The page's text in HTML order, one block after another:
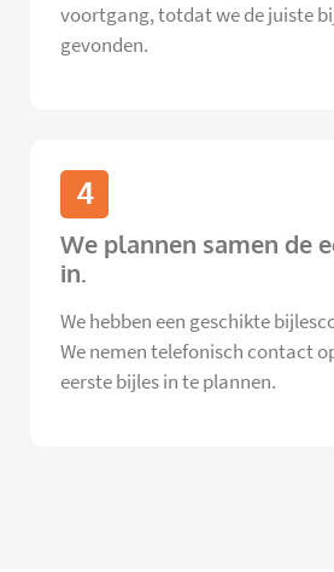
voortgang, totdat we de juiste
gevonden.
4
We plannen samen de
in.
We hebben een geschikte
We nemen telefonisch contact
eerste bijles in te plannen.